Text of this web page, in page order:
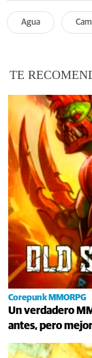
Agua
TE
Corepunk MMORPG
Un verdadero
antes, pero